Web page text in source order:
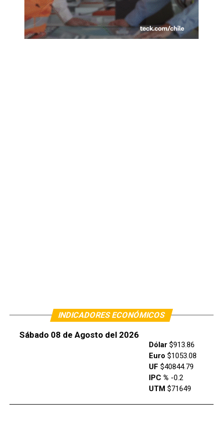
INDICADORES ECONÓMICOS
Sábado 08 de Agosto del 2026
Dólar$913.86
Euro $1053.08
UF $40844.79
IPC % -0.2
UTM$71649